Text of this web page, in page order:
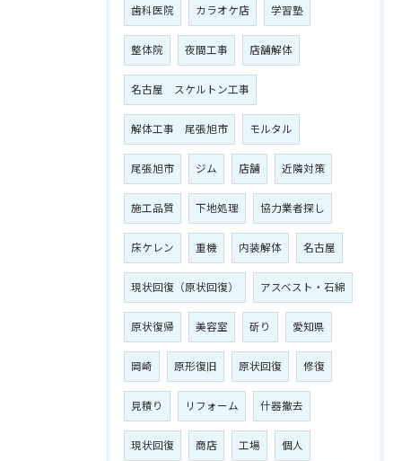
歯科医院 カラオケ店 学習塾
整体院 夜間工事 店舗解体
名古屋 スケルトン工事
解体工事 尾張旭市 モルタル
尾張旭市 ジム 店舗 近隣対策
施工品質 下地処理 協力業者探し
床ケレン 重機 内装解体 名古屋
現状回復（原状回復） アスベスト・石綿
原状復帰 美容室 斫り 愛知県
岡崎 原形復旧 原状回復 修復
見積り リフォーム 什器撤去
現状回復 商店 工場 個人